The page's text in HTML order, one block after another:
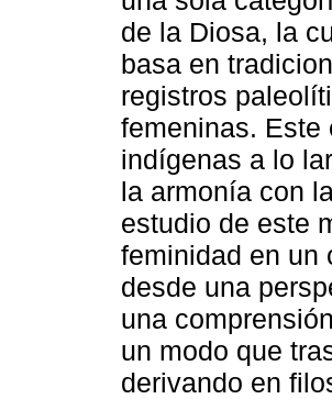
de la Diosa, la
basa en
registros
femeninas. Este
indígenas a lo
la armonía con
estudio de este
feminidad en un
desde una
una
un modo que
derivando en